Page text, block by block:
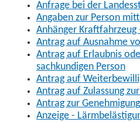
Anfrage bei der
Angaben zur Person
Anhänger Kraftfahrzeug
Antrag auf Ausnahme
Antrag auf Erlaubnis
sachkundigen Person
Antrag auf
Antrag auf Zulassung
Antrag zur
Anzeige -